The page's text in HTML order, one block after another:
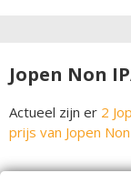
Jopen Non
Actueel zijn er 2
prijs van Jopen